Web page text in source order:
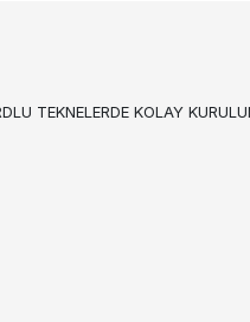
TEKNELERDE KOLAY